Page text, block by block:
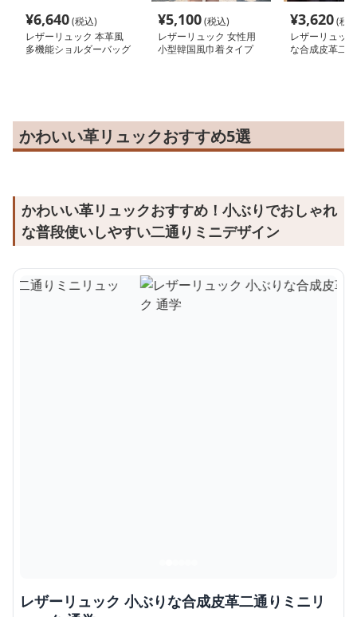
¥6,640(税込)
レザーリュック 本革風
多機能ショルダーバッグ
¥5,100(税込)
レザーリュック 女性用
小型韓国風巾着タイプ
¥3,620(税
レザーリュッ
な合成皮革二
かわいい革リュックおすすめ5選
かわいい革リュックおすすめ！小ぶりでおしゃれ
な普段使いしやすい二通りミニデザイン
レザーリュック 小ぶりな合成皮革二通りミニリ